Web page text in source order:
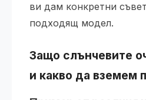
ви дам конкретни
подходящ модел.
Защо слънчевите
и какво да вземем